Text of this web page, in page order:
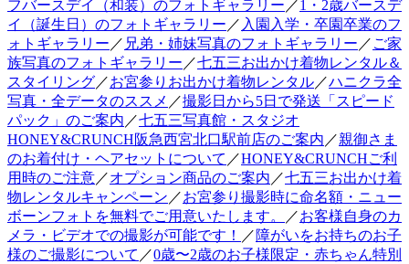
フバースデイ（和装）のフォトギャラリー ／1・2歳バースデ
イ（誕生日）のフォトギャラリー ／ 入園入学・卒園卒業のフ
ォトギャラリー ／ 兄弟・姉妹写真のフォトギャラリー ／ ご家
族写真のフォトギャラリー ／七五三お出かけ着物レンタル＆
スタイリング／お宮参りお出かけ着物レンタル／ハニクラ全
写真・全データのススメ ／撮影日から5日で発送「スピード
パック」のご案内 ／七五三写真館・スタジオ
HONEY&CRUNCH阪急西宮北口駅前店のご案内 ／親御さま
のお着付け・ヘアセットについて ／HONEY&CRUNCHご利
用時のご注意／オプション商品のご案内 ／七五三お出かけ着
物レンタルキャンペーン ／お宮参り撮影時に命名額・ニュー
ボーンフォトを無料でご用意いたします。
／お客様自身のカ
メラ・ビデオでの撮影が可能です！ ／障がいをお持ちのお子
様のご撮影について ／0歳〜2歳のお子様限定・赤ちゃん特別